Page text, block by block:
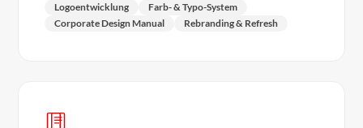
Logoentwicklung
Farb- & Typo-System
Corporate Design Manual
Rebranding & Refresh